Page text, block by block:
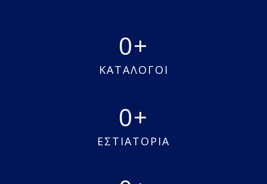
0
ΚΑΤΑΛΟΓΟΙ
0
ΕΣΤΙΑΤΟΡΙΑ